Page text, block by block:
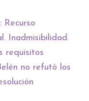
Recurso
Inadmisibilidad.
requisitos
no refutó los